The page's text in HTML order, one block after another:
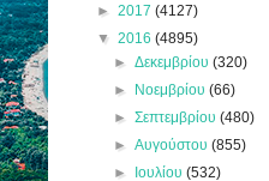
► 2017 (4127)
▼ 2016 (4895)
►Δεκεμβρίου(320)
► Νοεμβρίου(66)
►Σεπτεμβρίου(480)
►Αυγούστου(855)
► Ιουλίου(532)